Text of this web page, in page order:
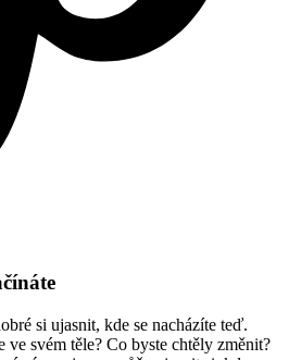
si ujasnit, kde se nacházíte teď.
svém těle? Co byste chtěly změnit?